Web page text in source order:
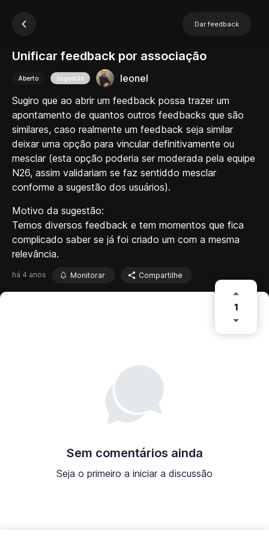
Dar feedback
Unificar feedback por associação
Aberto Sugestão
leonel
Sugiro que ao abrir um feedback possa trazer um
apontamento de quantos outros feedbacks que são
similares, caso realmente um feedback seja similar
deixar uma opção para vincular definitivamente ou
mesclar (esta opção poderia ser moderada pela equipe
N26, assim validariam se faz sentiddo mesclar
conforme a sugestão dos usuários).
Motivo da sugestão:
Temos diversos feedback e tem momentos que fica
complicado saber se já foi criado um com a mesma
relevância.
há 4 anos Monitorar Compartilhe
1
Sem comentários ainda
Seja o primeiro a iniciar a discussão